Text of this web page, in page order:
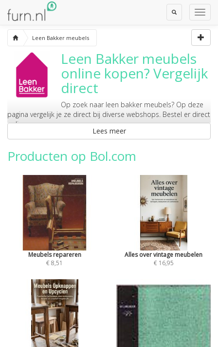
Toggle
Search
Leen Bakker meubels
Leen Bakker meubels
online kopen? Vergelijk
direct
Op zoek naar leen bakker meubels? Op deze
pagina vergelijk je ze direct bij diverse webshops. Bestel er direct
online.
Lees meer
Producten op Bol.com
Meubels repareren
€ 8,51
Alles over vintage meubelen
€ 16,95